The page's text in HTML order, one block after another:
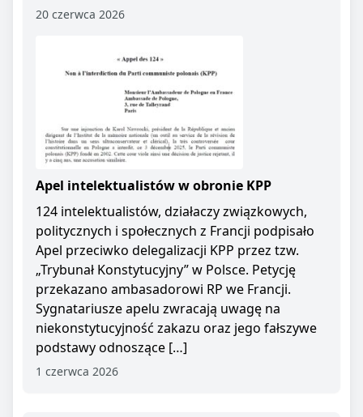
20 czerwca 2026
Apel intelektualistów w obronie KPP
124 intelektualistów, działaczy związkowych,
politycznych i społecznych z Francji podpisało
Apel przeciwko delegalizacji KPP przez tzw.
„Trybunał Konstytucyjny” w Polsce. Petycję
przekazano ambasadorowi RP we Francji.
Sygnatariusze apelu zwracają uwagę na
niekonstytucyjność zakazu oraz jego fałszywe
podstawy odnoszące […]
1 czerwca 2026